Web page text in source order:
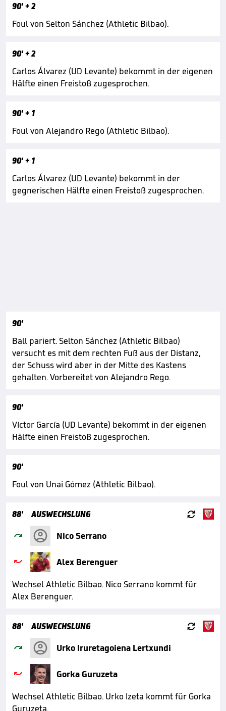
90'+ 2
Foul von Selton Sánchez (Athletic Bilbao).
90'+ 2
Carlos Álvarez (UD Levante) bekommt in der eigenen
Hälfte einen Freistoß zugesprochen.
90'+ 1
Foul von Alejandro Rego (Athletic Bilbao).
90'+ 1
Carlos Álvarez (UD Levante) bekommt in der
gegnerischen Hälfte einen Freistoß zugesprochen.
90'
Ball pariert. Selton Sánchez (Athletic Bilbao)
versucht es mit dem rechten Fuß aus der Distanz,
der Schuss wird aber in der Mitte des Kastens
gehalten. Vorbereitet von Alejandro Rego.
90'
Víctor García (UD Levante) bekommt in der eigenen
Hälfte einen Freistoß zugesprochen.
90'
Foul von Unai Gómez (Athletic Bilbao).
88' AUSWECHSLUNG 
 Nico Serrano

Alex Berenguer
Wechsel Athletic Bilbao. Nico Serrano kommt für
Alex Berenguer.
88' AUSWECHSLUNG 
 Urko Iruretagoiena Lertxundi

Gorka Guruzeta
Wechsel Athletic Bilbao. Urko Izeta kommt für Gorka
Guruzeta.